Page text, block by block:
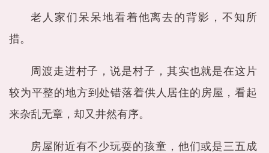
老人家们呆呆地看着他离去的背影，不知所
措。
周渡走进村子，说是村子，其实也就是在这片
较为平整的地方到处错落着供人居住的房屋，看起
来杂乱无章，却又井然有序。
房屋附近有不少玩耍的孩童，他们或是三五成